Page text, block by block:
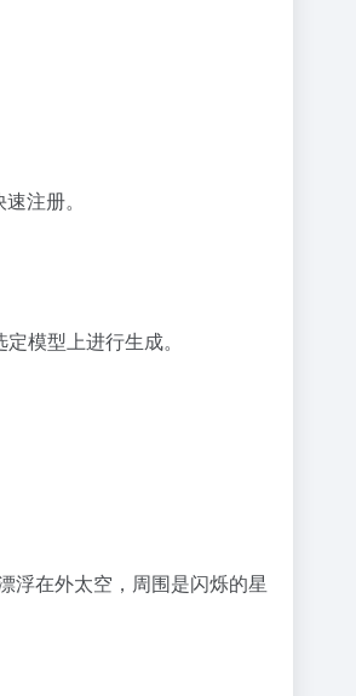
注册。
模型上进行生成。
浮在外太空，周围是闪烁的星